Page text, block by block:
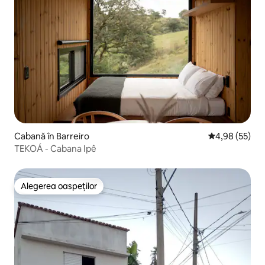
Cabană în Barreiro Scor mediu
4,98 (55)
TEKOÁ - Cabana Ipê
Alegerea oaspeților
Alegerea oaspeților